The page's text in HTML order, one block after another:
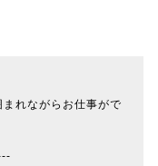
れながらお仕事がで